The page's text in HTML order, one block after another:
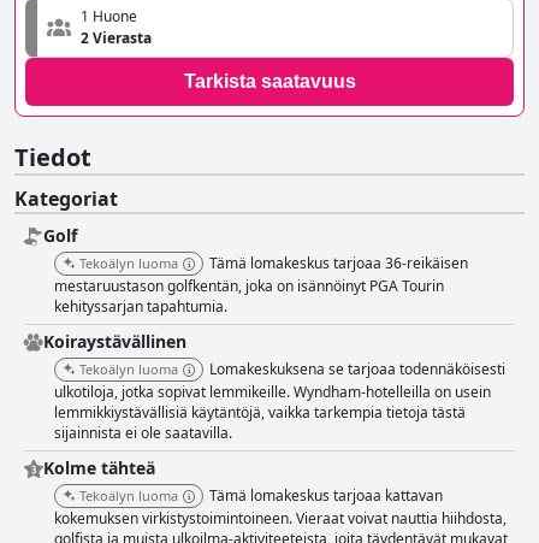
1 Huone
2 Vierasta
Tarkista saatavuus
Tiedot
Kategoriat
Golf
Tekoälyn luoma
Tämä lomakeskus tarjoaa 36-reikäisen
mestaruustason golfkentän, joka on isännöinyt PGA Tourin
kehityssarjan tapahtumia.
Koiraystävällinen
Tekoälyn luoma
Lomakeskuksena se tarjoaa todennäköisesti
ulkotiloja, jotka sopivat lemmikeille. Wyndham-hotelleilla on usein
lemmikkiystävällisiä käytäntöjä, vaikka tarkempia tietoja tästä
sijainnista ei ole saatavilla.
Kolme tähteä
Tekoälyn luoma
Tämä lomakeskus tarjoaa kattavan
kokemuksen virkistystoimintoineen. Vieraat voivat nauttia hiihdosta,
golfista ja muista ulkoilma-aktiviteeteista, joita täydentävät mukavat